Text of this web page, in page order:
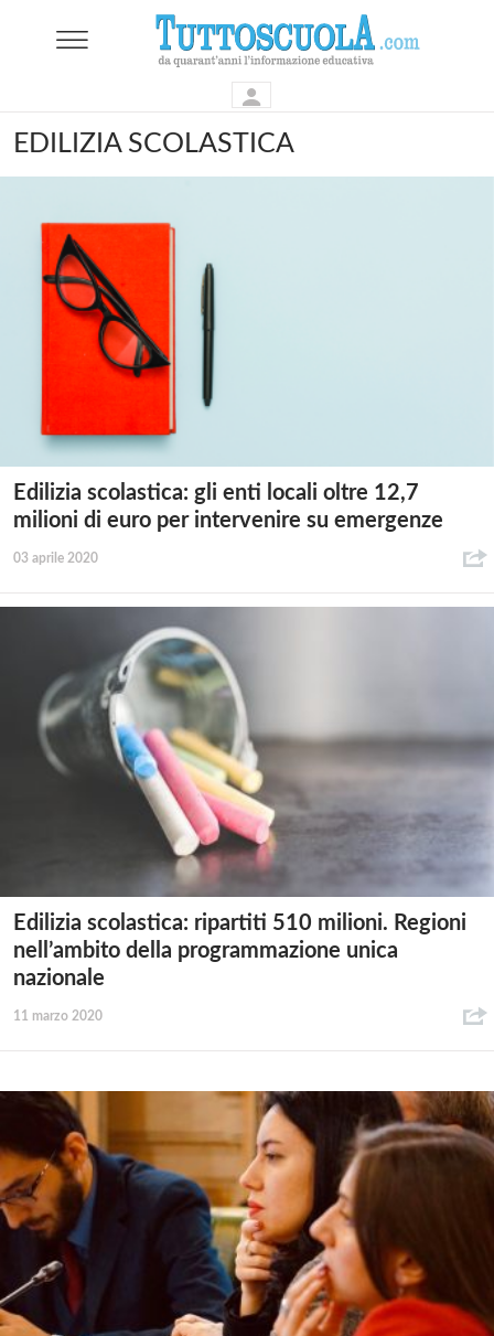
EDILIZIA SCOLASTICA
Edilizia scolastica: gli enti locali oltre 12,7
milioni di euro per intervenire su emergenze
03 aprile 2020
Edilizia scolastica: ripartiti 510 milioni. Regioni
nell’ambito della programmazione unica
nazionale
11 marzo 2020